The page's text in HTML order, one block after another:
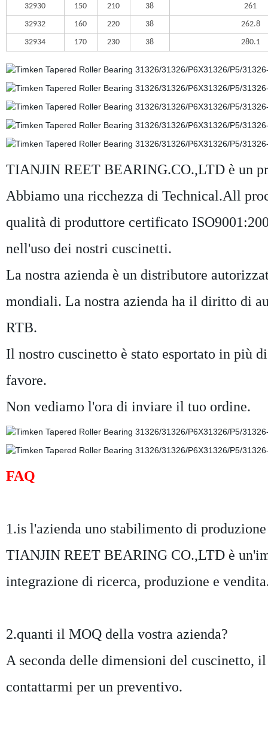
32930 150 210 38
261
32932
160 220 38
262.8
32934
170 230 38 280.1
TIANJIN REET BEARING.CO.,LTD è un
Abbiamo una ricchezza di Technical.All
qualità di produttore certificato
nell'uso dei nostri cuscinetti.
La nostra azienda è un distributore
mondiali. La nostra azienda ha il diritto di
RTB.
Il nostro cuscinetto è stato esportato in più
favore.
Non vediamo l'ora di inviare il tuo ordine.
FAQ
1.is l'azienda uno stabilimento di
TIANJIN REET BEARING CO.,LTD è
integrazione di ricerca, produzione e
2.quanti il MOQ della vostra azienda?
A seconda delle dimensioni del cuscinetto,
contattarmi per un preventivo.